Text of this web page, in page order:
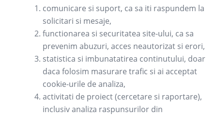
comunicare si suport, ca sa iti raspundem la
solicitari si mesaje,
functionarea si securitatea site-ului, ca sa
prevenim abuzuri, acces neautorizat si erori,
statistica si imbunatatirea continutului, doar
daca folosim masurare trafic si ai acceptat
cookie-urile de analiza,
activitati de proiect (cercetare si raportare),
inclusiv analiza raspunsurilor din